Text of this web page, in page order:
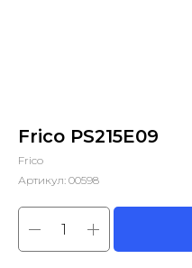
Frico PS215E09
Frico
Артикул: 00598